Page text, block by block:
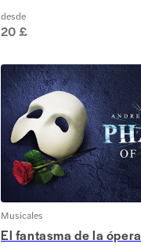
desde
20 £
Musicales
El fantasma de la ópera